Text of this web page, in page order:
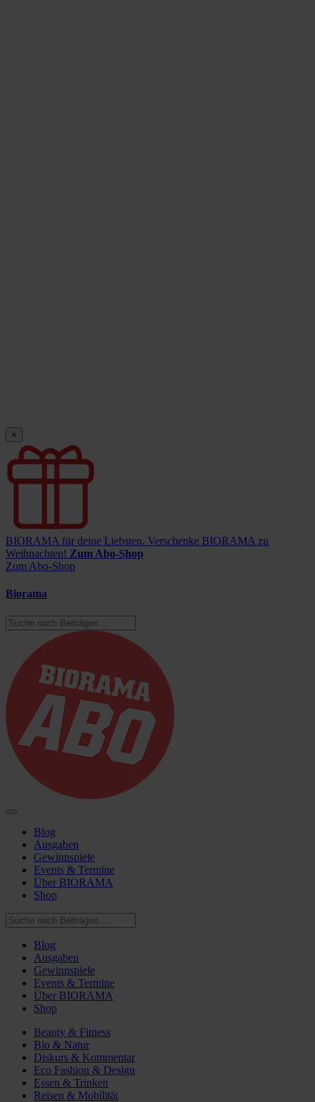
×
BIORAMA für deine Liebsten. Verschenke BIORAMA zu
Weihnachten! Zum Abo-Shop
Zum Abo-Shop
Biorama
Blog
Ausgaben
Gewinnspiele
Events & Termine
Über BIORAMA
Shop
Blog
Ausgaben
Gewinnspiele
Events & Termine
Über BIORAMA
Shop
Beauty & Fitness
Bio & Natur
Diskurs & Kommentar
Eco Fashion & Design
Essen & Trinken
Reisen & Mobilität